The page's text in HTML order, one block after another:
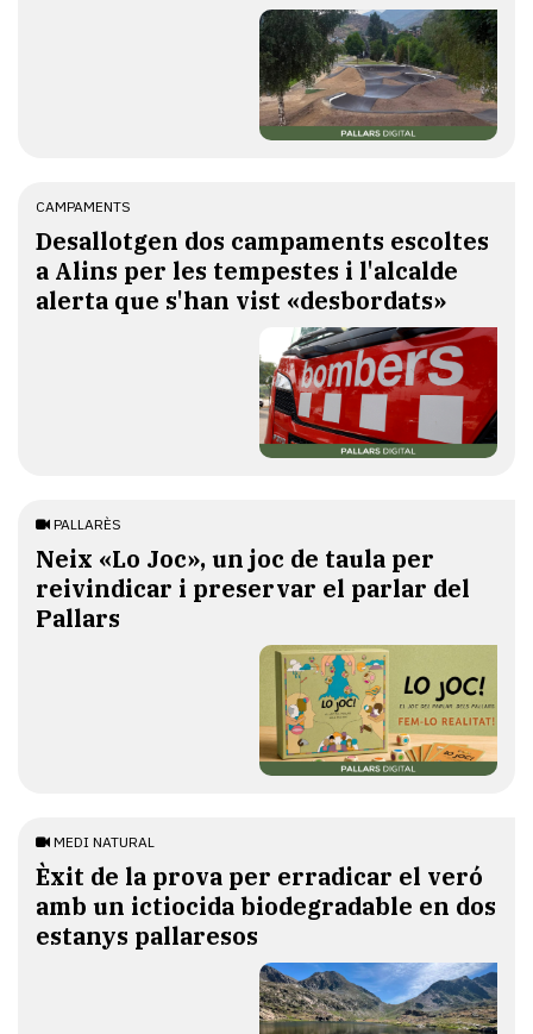
CAMPAMENTS
​Desallotgen dos campaments escoltes
a Alins per les tempestes i l'alcalde
alerta que s'han vist «desbordats»
PALLARÈS
​Neix «Lo Joc», un joc de taula per
reivindicar i preservar el parlar del
Pallars
MEDI NATURAL
Èxit de la prova per erradicar el veró
amb un ictiocida biodegradable en dos
estanys pallaresos